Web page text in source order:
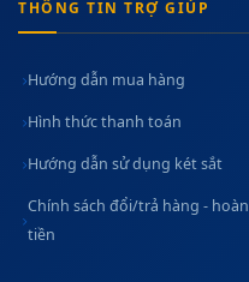
THÔNG TIN TRỢ GIÚP
Hướng dẫn mua hàng
Hình thức thanh toán
Hướng dẫn sử dụng két sắt
Chính sách đổi/trả hàng - hoàn
tiền